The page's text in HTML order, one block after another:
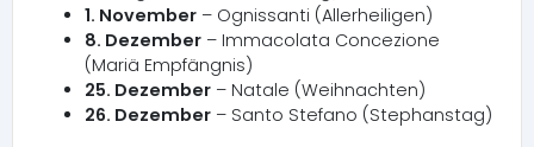
1. November – Ognissanti (Allerheiligen)
8. Dezember – Immacolata Concezione
(Mariä Empfängnis)
25. Dezember – Natale (Weihnachten)
26. Dezember – Santo Stefano (Stephanstag)